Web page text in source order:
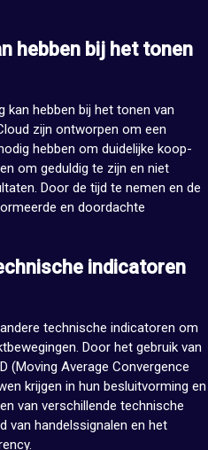
hebben bij het tonen
kan hebben bij het tonen van
zijn ontworpen om een
hebben om duidelijke koop-
om geduldig te zijn en niet
Door de tijd te nemen en de
en doordachte
indicatoren
technische indicatoren om
Door het gebruik van
(Moving Average Convergence
krijgen in hun besluitvorming en
van verschillende technische
van handelssignalen en het